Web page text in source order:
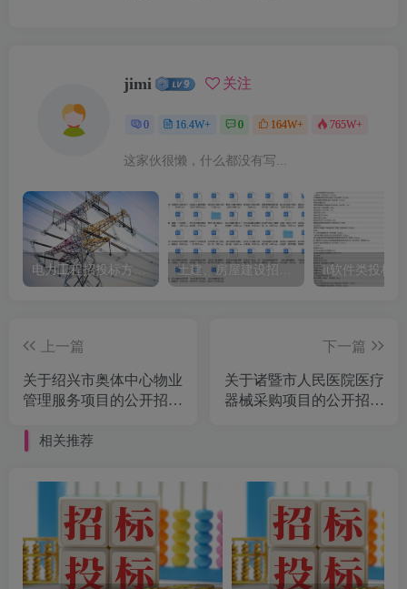
jimi 关注
0 16.4W+ 0 164W+ 765W+
这家伙很懒，什么都没有写...
it软件类投标
上一篇
关于绍兴市奥体中心物业
管理服务项目的公开招标
[【绍兴市公共资源交易
下一篇
关于诸暨市人民医院医疗
器械采购项目的公开招标
相关推荐